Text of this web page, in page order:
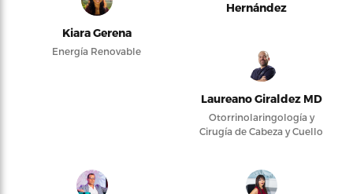
Kiara Gerena
Energía Renovable
Hernández
Laureano Giraldez MD
Otorrinolaringología y
Cirugía de Cabeza y Cuello